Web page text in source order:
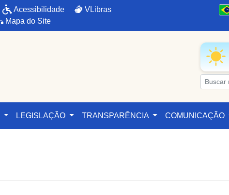
Acessibilidade
VLibras
Mapa do Site
LEGISLAÇÃO TRANSPARÊNCIA COMUNICAÇÃO